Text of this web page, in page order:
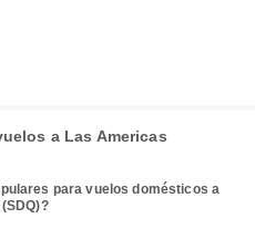
a Las Americas
para vuelos domésticos a